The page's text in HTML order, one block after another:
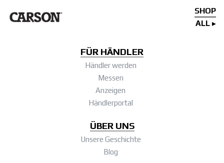
SHOP
ALL
FÜR HÄNDLER
Händler werden
Messen
Anzeigen
Händlerportal
ÜBER UNS
Unsere Geschichte
Blog